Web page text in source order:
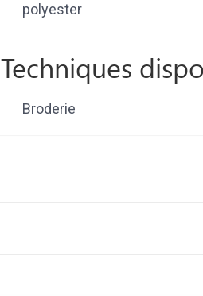
polyester
Techniques
Broderie